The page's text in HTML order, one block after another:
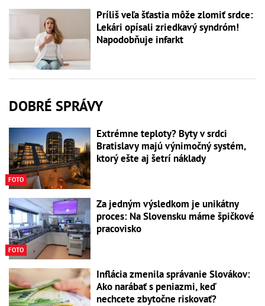
Príliš veľa šťastia môže zlomiť srdce:
Lekári opísali zriedkavý syndróm!
Napodobňuje infarkt
DOBRÉ SPRÁVY
FOTO
Extrémne teploty? Byty v srdci
Bratislavy majú výnimočný systém,
ktorý ešte aj šetrí náklady
FOTO
Za jedným výsledkom je unikátny
proces: Na Slovensku máme špičkové
pracovisko
Inflácia zmenila správanie Slovákov:
Ako narábať s peniazmi, keď
nechcete zbytočne riskovať?